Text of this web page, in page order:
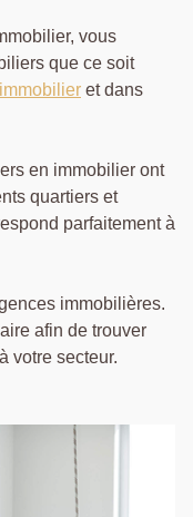
vous
que ce soit
et dans
en immobilier ont
quartiers et
parfaitement à
immobilières.
afin de trouver
votre secteur.